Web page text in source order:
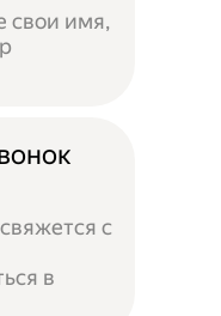
свои имя,
с
в